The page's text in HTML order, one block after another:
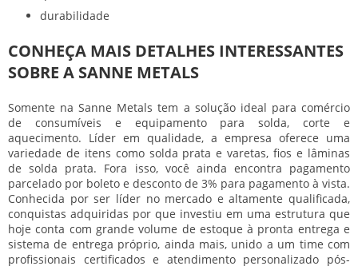
durabilidade
CONHEÇA MAIS DETALHES INTERESSANTES
SOBRE A SANNE METALS
Somente na Sanne Metals tem a solução ideal para comércio
de consumíveis e equipamento para solda, corte e
aquecimento. Líder em qualidade, a empresa oferece uma
variedade de itens como solda prata e varetas, fios e lâminas
de solda prata. Fora isso, você ainda encontra pagamento
parcelado por boleto e desconto de 3% para pagamento à vista.
Conhecida por ser líder no mercado e altamente qualificada,
conquistas adquiridas por que investiu em uma estrutura que
hoje conta com grande volume de estoque à pronta entrega e
sistema de entrega próprio, ainda mais, unido a um time com
profissionais certificados e atendimento personalizado pós-